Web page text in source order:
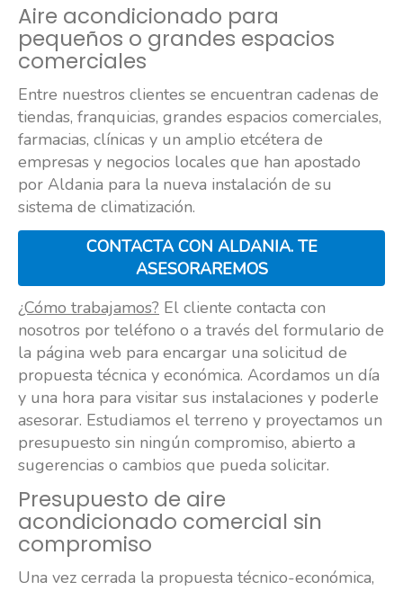
Aire acondicionado para
pequeños o grandes espacios
comerciales
Entre nuestros clientes se encuentran cadenas de
tiendas, franquicias, grandes espacios comerciales,
farmacias, clínicas y un amplio etcétera de
empresas y negocios locales que han apostado
por Aldania para la nueva instalación de su
sistema de climatización.
CONTACTA CON ALDANIA. TE
ASESORAREMOS
¿Cómo trabajamos? El cliente contacta con
nosotros por teléfono o a través del formulario de
la página web para encargar una solicitud de
propuesta técnica y económica. Acordamos un día
y una hora para visitar sus instalaciones y poderle
asesorar. Estudiamos el terreno y proyectamos un
presupuesto sin ningún compromiso, abierto a
sugerencias o cambios que pueda solicitar.
Presupuesto de aire
acondicionado comercial sin
compromiso
Una vez cerrada la propuesta técnico-económica,